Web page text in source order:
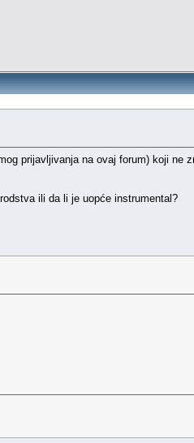
prijavljivanja na ovaj forum) koji ne
ili da li je uopće instrumental?